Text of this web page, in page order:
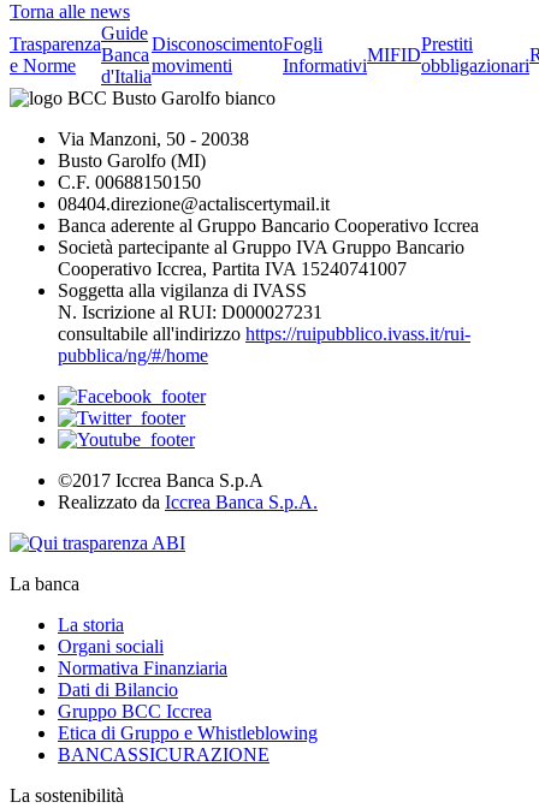
Torna alle news
Trasparenza
e Norme
Guide
Banca
d'Italia
Disconoscimento
movimenti
Fogli
Informativi
MIFID
Prestiti
obbligazionari
Via Manzoni, 50 - 20038
Busto Garolfo (MI)
C.F. 00688150150
08404.direzione@actaliscertymail.it
Banca aderente al Gruppo Bancario Cooperativo Iccrea
Società partecipante al Gruppo IVA Gruppo Bancario
Cooperativo Iccrea, Partita IVA 15240741007
Soggetta alla vigilanza di IVASS
N. Iscrizione al RUI: D000027231
consultabile all'indirizzo https://ruipubblico.ivass.it/rui-
pubblica/ng/#/home
©2017 Iccrea Banca S.p.A
Realizzato da Iccrea Banca S.p.A.
La banca
La storia
Organi sociali
Normativa Finanziaria
Dati di Bilancio
Gruppo BCC Iccrea
Etica di Gruppo e Whistleblowing
BANCASSICURAZIONE
La sostenibilità